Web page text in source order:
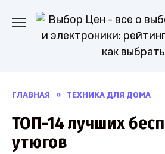
содержанию
ГЛАВНАЯ » ТЕХНИКА ДЛЯ ДОМА
ТОП-14 лучших
утюгов